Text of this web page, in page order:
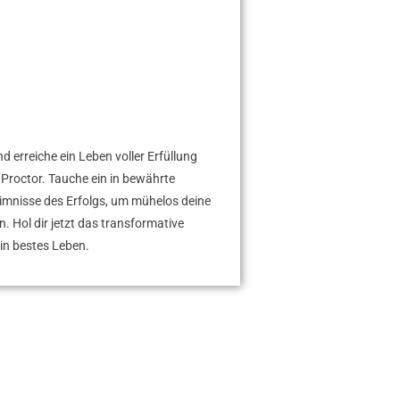
erreiche ein Leben voller Erfüllung
Tauche ein in bewährte
des Erfolgs, um mühelos deine
Hol dir jetzt das transformative
bestes Leben.